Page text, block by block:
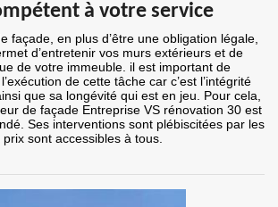
à votre service
façade, en plus d’être une obligation légale,
d’entretenir vos murs extérieurs et de
de votre immeuble. il est important de
de cette tâche car c’est l’intégrité
que sa longévité qui est en jeu. Pour cela,
de façade Entreprise VS rénovation 30 est
Ses interventions sont plébiscitées par les
sont accessibles à tous.